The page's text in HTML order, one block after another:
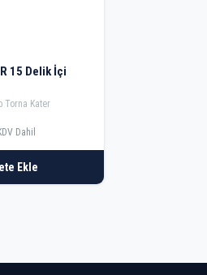
15 Delik İçi
Torna Kater
Dahil
Ekle